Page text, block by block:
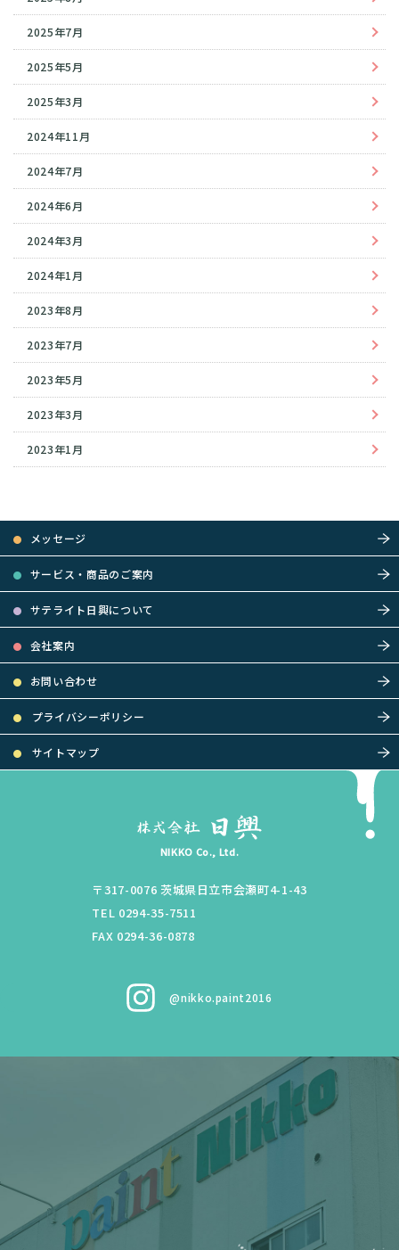
2025年7月
2025年5月
2025年3月
2024年11月
2024年7月
2024年6月
2024年3月
2024年1月
2023年8月
2023年7月
2023年5月
2023年3月
2023年1月
メッセージ
サービス・商品のご案内
サテライト日興について
会社案内
お問い合わせ
プライバシーポリシー
サイトマップ
NIKKO Co., Ltd.
〒317-0076 茨城県日立市会瀬町4-1-43
TEL 0294-35-7511
FAX 0294-36-0878
@nikko.paint2016